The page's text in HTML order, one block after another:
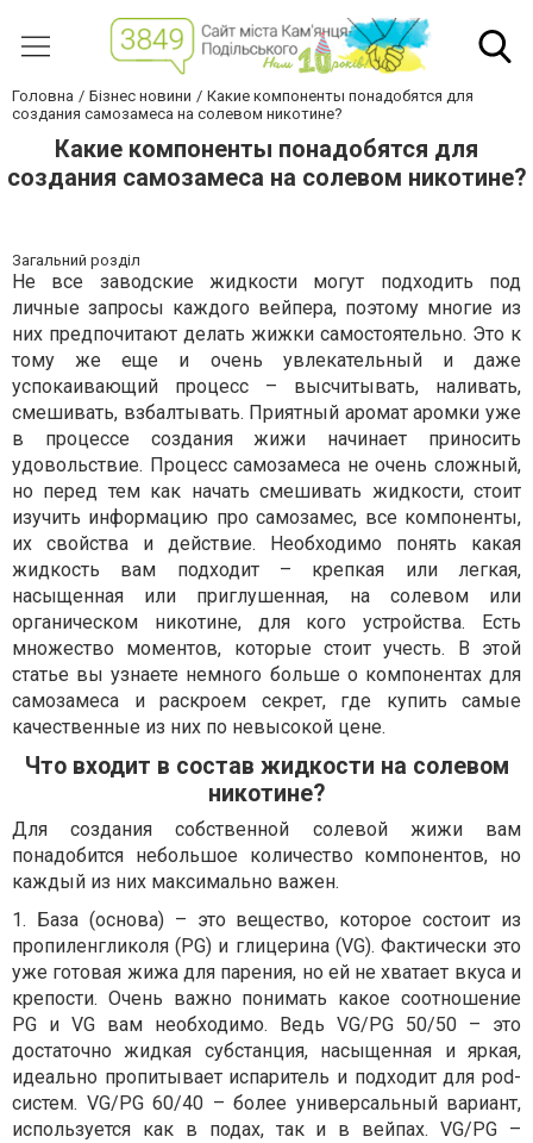
Головна Бізнес новини
Какие компоненты понадобятся для
создания самозамеса на солевом никотине?
Какие компоненты понадобятся для
создания самозамеса на солевом никотине?
Загальний розділ
Не все заводские жидкости могут подходить под
личные запросы каждого вейпера, поэтому многие из
них предпочитают делать жижки самостоятельно. Это к
тому же еще и очень увлекательный и даже
успокаивающий процесс – высчитывать, наливать,
смешивать, взбалтывать. Приятный аромат аромки уже
в процессе создания жижи начинает приносить
удовольствие. Процесс самозамеса не очень сложный,
но перед тем как начать смешивать жидкости, стоит
изучить информацию про самозамес, все компоненты,
их свойства и действие. Необходимо понять какая
жидкость вам подходит – крепкая или легкая,
насыщенная или приглушенная, на солевом или
органическом никотине, для кого устройства. Есть
множество моментов, которые стоит учесть. В этой
статье вы узнаете немного больше о компонентах для
самозамеса и раскроем секрет, где купить самые
качественные из них по невысокой цене.
Что входит в состав жидкости на солевом
никотине?
Для создания собственной солевой жижи вам
понадобится небольшое количество компонентов, но
каждый из них максимально важен.
1. База (основа) – это вещество, которое состоит из
пропиленгликоля (PG) и глицерина (VG). Фактически это
уже готовая жижа для парения, но ей не хватает вкуса и
крепости. Очень важно понимать какое соотношение
PG и VG вам необходимо. Ведь VG/PG 50/50 – это
достаточно жидкая субстанция, насыщенная и яркая,
идеально пропитывает испаритель и подходит для pod-
систем. VG/PG 60/40 – более универсальный вариант,
используется как в подах, так и в вейпах. VG/PG –